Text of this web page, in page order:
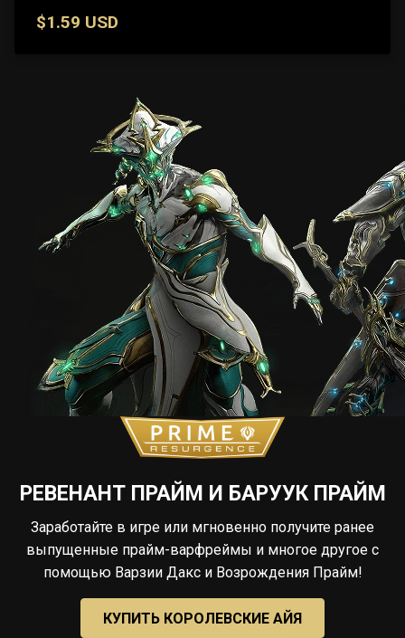
$1.59 USD
РЕВЕНАНТ ПРАЙМ И БАРУУК ПРАЙМ
Заработайте в игре или мгновенно получите ранее
выпущенные прайм-варфреймы и многое другое с
помощью Варзии Дакс и Возрождения Прайм!
КУПИТЬ КОРОЛЕВСКИЕ АЙЯ